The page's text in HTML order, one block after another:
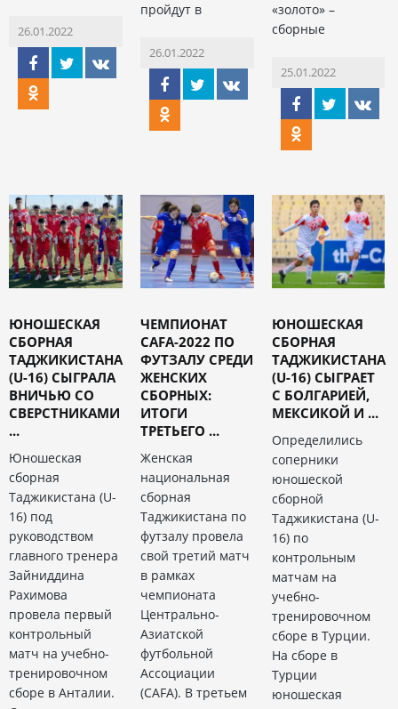
26.01.2022
пройдут в
26.01.2022
«золото» –
сборные
25.01.2022
ЮНОШЕСКАЯ
СБОРНАЯ
ТАДЖИКИСТАНА
(U-16) СЫГРАЛА
ВНИЧЬЮ СО
СВЕРСТНИКАМИ
...
Юношеская
сборная
Таджикистана (U-
16) под
руководством
главного тренера
Зайниддина
Рахимова
провела первый
контрольный
матч на учебно-
тренировочном
сборе в Анталии.
ЧЕМПИОНАТ
CAFA-2022 ПО
ФУТЗАЛУ СРЕДИ
ЖЕНСКИХ
СБОРНЫХ:
ИТОГИ
ТРЕТЬЕГО ...
Женская
национальная
сборная
Таджикистана по
футзалу провела
свой третий матч
в рамках
чемпионата
Центрально-
Азиатской
футбольной
Ассоциации
(CAFA). В третьем
ЮНОШЕСКАЯ
СБОРНАЯ
ТАДЖИКИСТАНА
(U-16) СЫГРАЕТ
С БОЛГАРИЕЙ,
МЕКСИКОЙ И ...
Определились
соперники
юношеской
сборной
Таджикистана (U-
16) по
контрольным
матчам на
учебно-
тренировочном
сборе в Турции.
На сборе в
Турции
юношеская